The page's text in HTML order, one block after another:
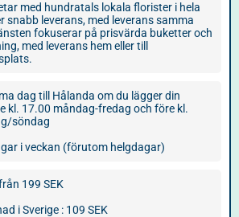
med hundratals lokala florister i hela
snabb leverans, med leverans samma
fokuserar på prisvärda buketter och
med leverans hem eller till
dag till Hålanda om du lägger din
kl. 17.00 måndag-fredag och före kl.
söndag
i veckan (förutom helgdagar)
199 SEK
i Sverige : 109 SEK